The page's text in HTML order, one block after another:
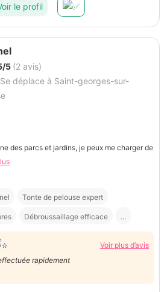
le profil
5 (2 avis)
Se déplace à Saint-georges-sur-
des parcs et jardins, je peux me charger de
Tonte de pelouse expert
Débroussaillage efficace ...
Voir plus d’avis
rapidement